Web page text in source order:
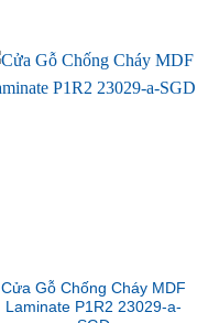
Cửa Gỗ Chống Cháy MDF
Laminate P1R2 23029-a-